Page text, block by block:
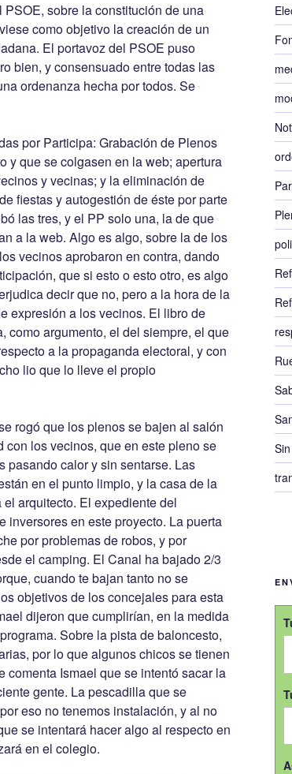
sobre la constitución de una
como objetivo la creación de un
El portavoz del PSOE puso
bien, y consensuado entre todas las
ordenanza hecha por todos. Se
por Participa: Grabación de Plenos
y que se colgasen en la web; apertura
y vecinas; y la eliminación de
fiestas y autogestión de éste por parte
las tres, y el PP solo una, la de que
a la web. Algo es algo, sobre la de los
vecinos aprobaron en contra, dando
que si esto o esto otro, es algo
decir que no, pero a la hora de la
expresión a los vecinos. El libro de
como argumento, el del siempre, el que
a la propaganda electoral, y con
lio que lo lleve el propio
rogó que los plenos se bajen al salón
los vecinos, que en este pleno se
pasando calor y sin sentarse. Las
en el punto limpio, y la casa de la
arquitecto. El expediente del
inversores en este proyecto. La puerta
por problemas de robos, y por
el camping. El Canal ha bajado 2/3
cuando te bajan tanto no se
objetivos de los concejales para esta
dijeron que cumplirían, en la medida
Sobre la pista de baloncesto,
por lo que algunos chicos se tienen
comenta Ismael que se intentó sacar la
gente. La pescadilla que se
eso no tenemos instalación, y al no
se intentará hacer algo al respecto en
en el colegio.